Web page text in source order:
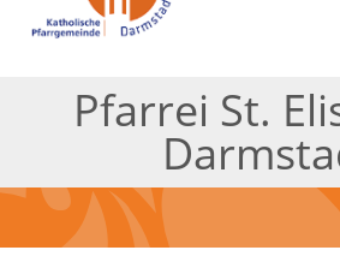
Pfarrei St.